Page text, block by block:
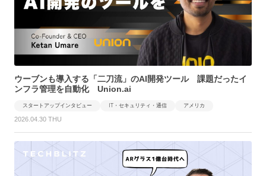
ウーブンも導入する「二刀流」のAI開発ツール 課題だったイ
ンフラ管理を自動化 Union.ai
スタートアップインタビュー IT・セキュリティ・通信 アメリカ
2026.04.30 THU